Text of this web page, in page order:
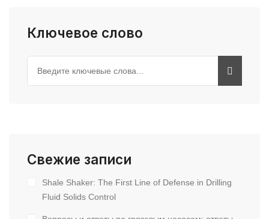
Ключевое слово
Свежие записи
Shale Shaker: The First Line of Defense in Drilling
Fluid Solids Control